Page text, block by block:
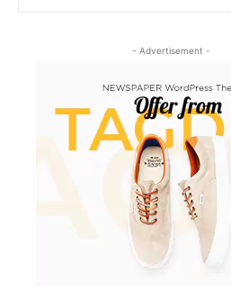
- Advertisement -